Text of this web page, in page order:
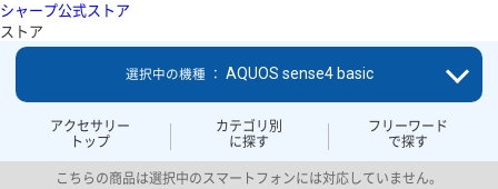
シャープ公式ストア
ストア
アクセサリー
トップ
カテゴリ別
に探す
フリーワード
で探す
選択中の機種 ： AQUOS sense4 basic
こちらの商品は選択中のスマートフォンには対応していません。